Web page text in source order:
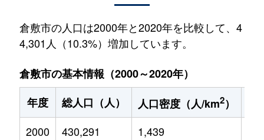
倉敷市の人口は2000年と2020年を比較して、4
4,301人（10.3%）増加しています。
倉敷市の基本情報（2000～2020年）
年度
総人口（人） 人口密度（人/km2）
2000
430,291 1,439